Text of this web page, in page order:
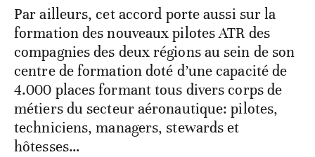
Par ailleurs, cet accord porte aussi sur la
formation des nouveaux pilotes ATR des
compagnies des deux régions au sein de son
centre de formation doté d’une capacité de
4.000 places formant tous divers corps de
métiers du secteur aéronautique: pilotes,
techniciens, managers, stewards et
hôtesses…